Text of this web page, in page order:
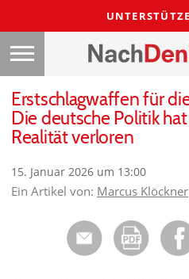
Erstschlagwaffen für
Die deutsche Politik
Realität verloren
15. Januar 2026 um 13:00
Ein Artikel von: Marcus Klöckner